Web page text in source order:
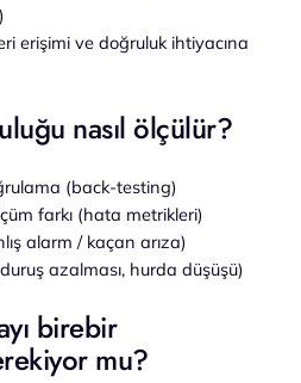
erişimi ve doğruluk ihtiyacına
nasıl ölçülür?
(back-testing)
farkı (hata metrikleri)
alarm / kaçan arıza)
azalması, hurda düşüşü)
birebir
mu?